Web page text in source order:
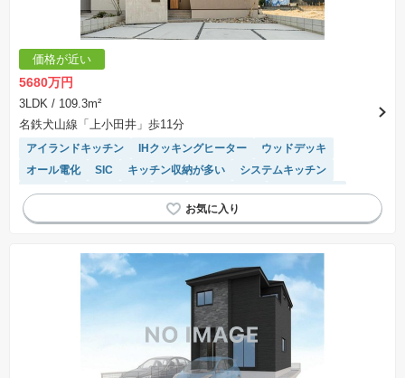
価格が近い
5680万円
3LDK / 109.3m²
名鉄犬山線「上小田井」歩11分
アイランドキッチン IHクッキングヒーター
ウッドデッキ
オール電化
SIC キッチン収納が多い
システムキッチン
食洗機
トイレ2個以上 WIC 温水洗浄便座
長期優良住宅